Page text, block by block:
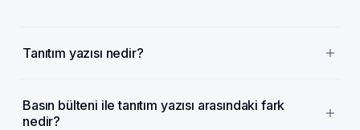
Tanıtım yazısı nedir?
Basın bülteni ile tanıtım yazısı arasındaki fark
nedir?